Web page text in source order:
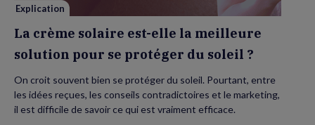
protéger
soleil
Explication
La crème solaire est-elle la meilleure
solution pour se protéger du soleil ?
On croit souvent bien se protéger du soleil. Pourtant, entre
les idées reçues, les conseils contradictoires et le marketing,
il est difficile de savoir ce qui est vraiment efficace.